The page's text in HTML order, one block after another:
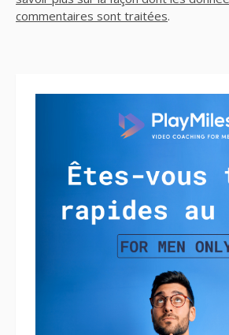
commentaires sont traitées.